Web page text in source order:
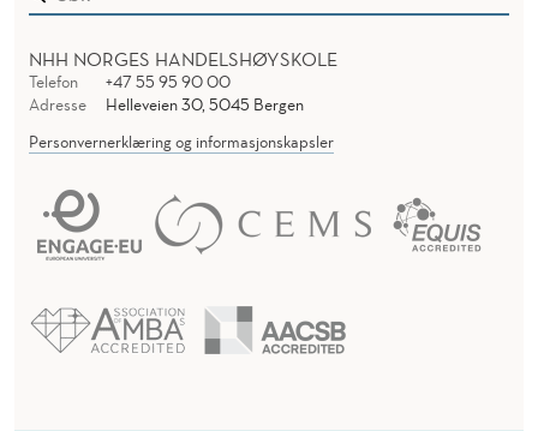
NHH NORGES HANDELSHØYSKOLE
Telefon
+47 55 95 90 00
Adresse
Helleveien 30, 5045 Bergen
Personvernerklæring og informasjonskapsler